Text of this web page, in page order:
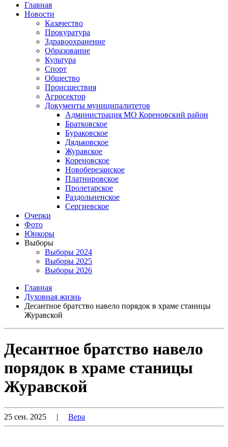
Главная
Новости
Казачество
Прокуратура
Здравоохранение
Образование
Культура
Спорт
Общество
Происшествия
Агросектор
Документы муниципалитетов
Администрация МО Кореновский район
Братковское
Бураковское
Дядьковское
Журавское
Кореновское
Новоберезанское
Платнировское
Пролетарское
Раздольненское
Сергиевское
Очерки
Фото
Юнкоры
Выборы
Выборы 2024
Выборы 2025
Выборы 2026
Главная
Духовная жизнь
Десантное братство навело порядок в храме станицы
Журавской
Десантное братство навело
порядок в храме станицы
Журавской
25 сен. 2025 | Вера